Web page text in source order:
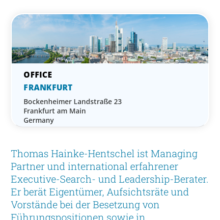
Thomas Hainke-Hentschel ist Managing
Partner und international erfahrener
Executive-Search- und Leadership-Berater.
Er berät Eigentümer, Aufsichtsräte und
Vorstände bei der Besetzung von
Führungspositionen sowie in
FRANKFURT
Bockenheimer Landstraße 23
Frankfurt am Main
Germany